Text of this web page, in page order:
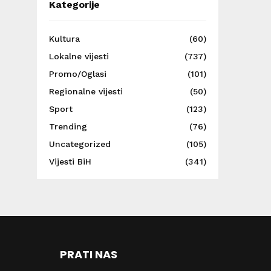
Kategorije
Kultura
(60)
Lokalne vijesti
(737)
Promo/Oglasi
(101)
Regionalne vijesti
(50)
Sport
(123)
Trending
(76)
Uncategorized
(105)
Vijesti BiH
(341)
PRATI NAS